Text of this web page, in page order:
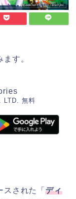
す。
LTD. 無料
された「 ディ